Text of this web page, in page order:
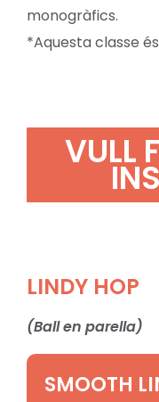
monogràfics.
*Aquesta classe
VULL
LINDY HOP
(Ball en parella)
SMOOTH